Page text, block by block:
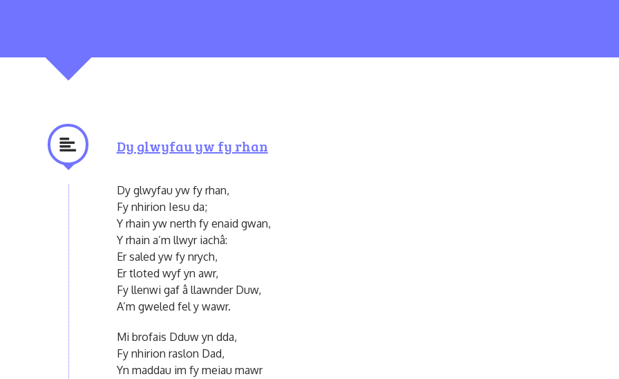
Dy glwyfau yw fy rhan
Dy glwyfau yw fy rhan,
Fy nhirion Iesu da;
Y rhain yw nerth fy enaid gwan,
Y rhain a’m llwyr iachâ:
Er saled yw fy nrych,
Er tloted wyf yn awr,
Fy llenwi gaf â llawnder Duw,
A’m gweled fel y wawr.
Mi brofais Dduw yn dda,
Fy nhirion raslon Dad,
Yn maddau im fy meiau mawr